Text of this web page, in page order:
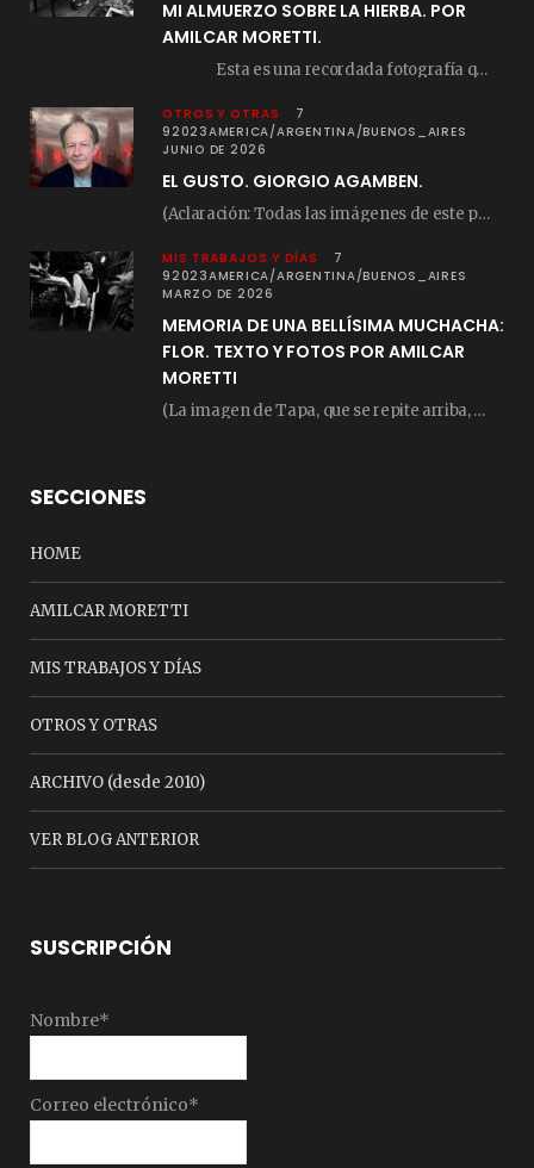
MI ALMUERZO SOBRE LA HIERBA. POR
AMILCAR MORETTI.
Esta es una recordada fotografía que registré…
OTROS Y OTRAS
7
92023AMERICA/ARGENTINA/BUENOS_AIRES
JUNIO DE 2026
EL GUSTO. GIORGIO AGAMBEN.
(Aclaración: Todas las imágenes de este posteo fueron tomadas de Bloghemia.com, y todos los…
MIS TRABAJOS Y DÍAS
7
92023AMERICA/ARGENTINA/BUENOS_AIRES
MARZO DE 2026
MEMORIA DE UNA BELLÍSIMA MUCHACHA:
FLOR. TEXTO Y FOTOS POR AMILCAR
MORETTI
(La imagen de Tapa, que se repite arriba, fue compuesta por Amilcar Moretti el viernes…
SECCIONES
HOME
AMILCAR MORETTI
MIS TRABAJOS Y DÍAS
OTROS Y OTRAS
ARCHIVO (desde 2010)
VER BLOG ANTERIOR
SUSCRIPCIÓN
Nombre*
Correo electrónico*